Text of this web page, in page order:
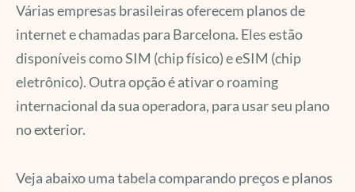
Várias empresas brasileiras oferecem planos de
internet e chamadas para Barcelona. Eles estão
disponíveis como SIM (chip físico) e eSIM (chip
eletrônico). Outra opção é ativar o roaming
internacional da sua operadora, para usar seu plano
no exterior.
Veja abaixo uma tabela comparando preços e planos